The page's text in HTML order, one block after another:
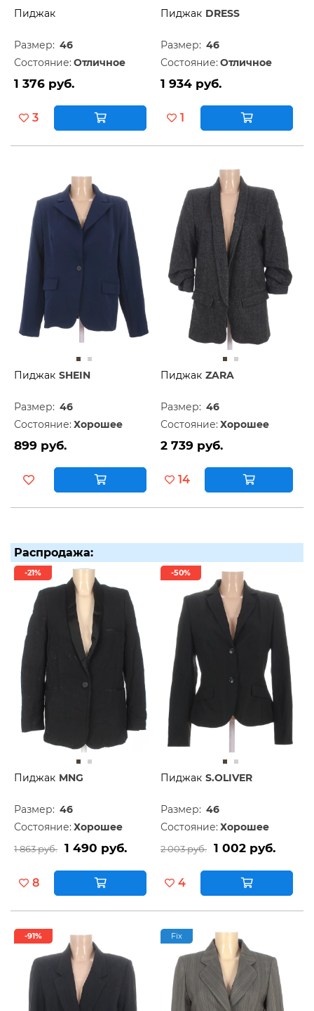
Пиджак
Размер: 46
Состояние: Отличное
1 376 руб.
3
Пиджак DRESS
Размер: 46
Состояние: Отличное
1 934 руб.
1
Пиджак SHEIN
Размер: 46
Состояние: Хорошее
899 руб.
Пиджак ZARA
Размер: 46
Состояние: Хорошее
2 739 руб.
14
Распродажа:
-21%
Пиджак MNG
Размер: 46
Состояние: Хорошее
1 863 руб. 1 490 руб.
8
-50%
Пиджак S.OLIVER
Размер: 46
Состояние: Хорошее
2 003 руб. 1 002 руб.
4
-91% Fix